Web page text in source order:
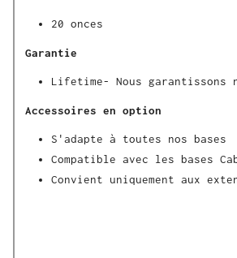
20 onces
Garantie
Lifetime- Nous garantissons
Accessoires en option
S'adapte à toutes nos bases
Compatible avec les bases
Convient uniquement aux